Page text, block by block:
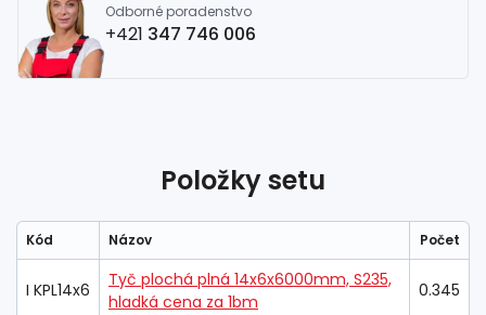
Odborné poradenstvo
+421 347 746 006
Položky setu
Kód Názov Počet
I KPL14x6
Tyč plochá plná 14x6x6000mm, S235,
hladká cena za 1bm
0.345